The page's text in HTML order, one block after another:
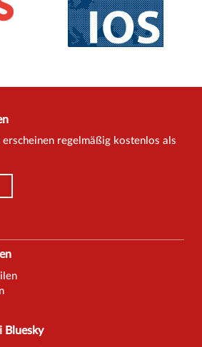
erscheinen regelmäßig kostenlos als
Bluesky